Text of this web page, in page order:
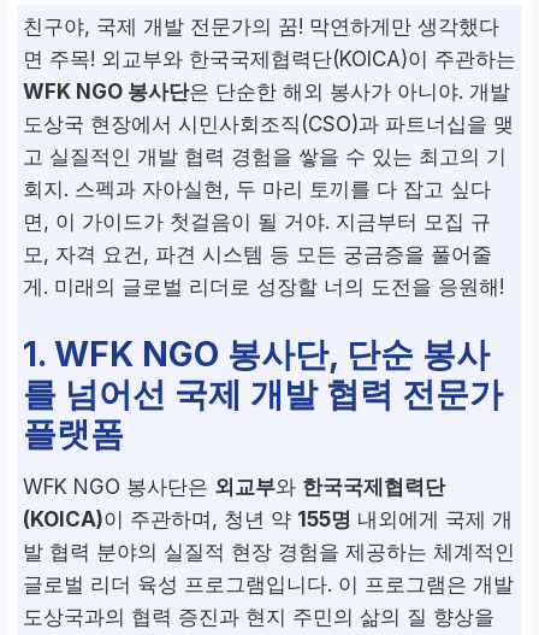
친구야, 국제 개발 전문가의 꿈! 막연하게만 생각했다
면 주목! 외교부와 한국국제협력단(KOICA)이 주관하는
WFK NGO 봉사단은 단순한 해외 봉사가 아니야. 개발
도상국 현장에서 시민사회조직(CSO)과 파트너십을 맺
고 실질적인 개발 협력 경험을 쌓을 수 있는 최고의 기
회지. 스펙과 자아실현, 두 마리 토끼를 다 잡고 싶다
면, 이 가이드가 첫걸음이 될 거야. 지금부터 모집 규
모, 자격 요건, 파견 시스템 등 모든 궁금증을 풀어줄
게. 미래의 글로벌 리더로 성장할 너의 도전을 응원해!
1. WFK NGO 봉사단, 단순 봉사
를 넘어선 국제 개발 협력 전문가
플랫폼
WFK NGO 봉사단은 외교부와 한국국제협력단
(KOICA)이 주관하며, 청년 약 155명 내외에게 국제 개
발 협력 분야의 실질적 현장 경험을 제공하는 체계적인
글로벌 리더 육성 프로그램입니다. 이 프로그램은 개발
도상국과의 협력 증진과 현지 주민의 삶의 질 향상을